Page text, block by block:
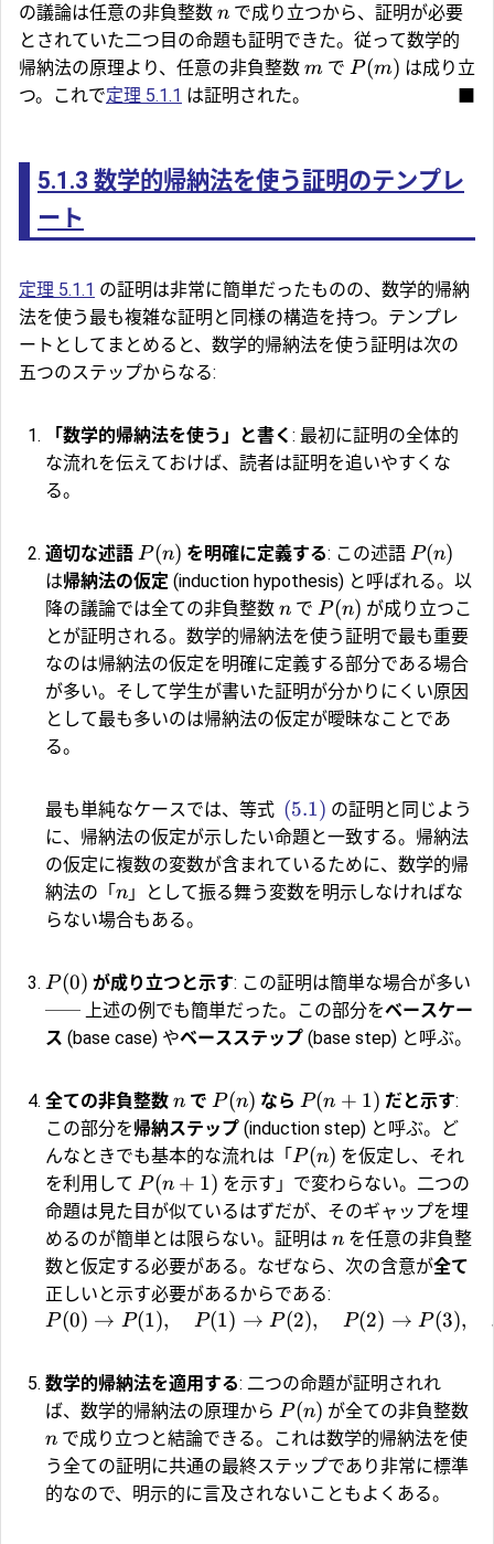
の議論は任意の非負整数 n で成り立つから、証明が必要
とされていた二つ目の命題も証明できた。従って数学的
帰納法の原理より、任意の非負整数 m で P(m) は成り立
つ。これで定理 5.1.1 は証明された。 ■
5.1.3 数学的帰納法を使う証明のテンプレ
ート
定理 5.1.1 の証明は非常に簡単だったものの、数学的帰納
法を使う最も複雑な証明と同様の構造を持つ。テンプレ
ートとしてまとめると、数学的帰納法を使う証明は次の
五つのステップからなる:
「数学的帰納法を使う」と書く : 最初に証明の全体的
な流れを伝えておけば、読者は証明を追いやすくな
る。
適切な述語 P(n) を明確に定義する: この述語 P(n)
は帰納法の仮定 (induction hypothesis) と呼ばれる。以
降の議論では全ての非負整数 n で P(n) が成り立つこ
とが証明される。数学的帰納法を使う証明で最も重要
なのは帰納法の仮定を明確に定義する部分である場合
が多い。そして学生が書いた証明が分かりにくい原因
として最も多いのは帰納法の仮定が曖昧なことであ
る。
最も単純なケースでは、等式 (5.1) の証明と同じよう
に、帰納法の仮定が示したい命題と一致する。帰納法
の仮定に複数の変数が含まれているために、数学的帰
納法の「n 」として振る舞う変数を明示しなければな
らない場合もある。
P(0) が成り立つと示す: この証明は簡単な場合が多い
── 上述の例でも簡単だった。この部分をベースケー
ス (base case) やベースステップ (base step) と呼ぶ。
全ての非負整数 n で P(n) なら P(n + 1) だと示す:
この部分を帰納ステップ (induction step) と呼ぶ。ど
んなときでも基本的な流れは「P(n) を仮定し、それ
を利用して P(n + 1) を示す」で変わらない。二つの
命題は見た目が似ているはずだが、そのギャップを埋
めるのが簡単とは限らない。証明は n を任意の非負整
数と仮定する必要がある。なぜなら、次の含意が全て
正しいと示す必要があるからである:
P(0) → P(1), P(1) → P(2), P(2) → P(3),
数学的帰納法を適用する: 二つの命題が証明されれ
ば、数学的帰納法の原理から P(n) が全ての非負整数
n で成り立つと結論できる。これは数学的帰納法を使
う全ての証明に共通の最終ステップであり非常に標準
的なので、明示的に言及されないこともよくある。